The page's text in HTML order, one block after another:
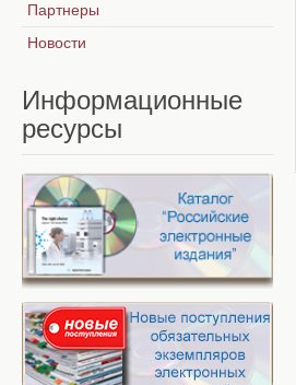
Партнеры
Новости
Информационные
ресурсы